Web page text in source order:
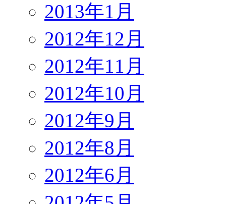
2013年1月
2012年12月
2012年11月
2012年10月
2012年9月
2012年8月
2012年6月